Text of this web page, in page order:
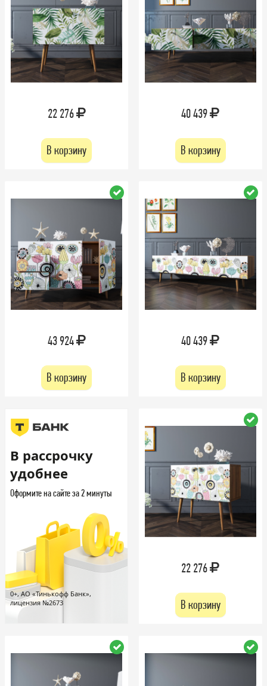
22 276
В корзину
40 439
В корзину
43 924
В корзину
40 439
В корзину
В рассрочку
удобнее
Оформите на сайте за 2 минуты
0+, АО «Тинькофф Банк»,
лицензия №2673
22 276
В корзину